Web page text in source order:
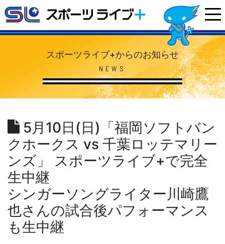
スポーツライブ+からのお知らせ
NEWS
5月10日(日)「福岡ソフトバン
クホークス vs 千葉ロッテマリー
ンズ」 スポーツライブ+で完全
生中継
シンガーソングライター川崎鷹
也さんの試合後パフォーマンス
も生中継